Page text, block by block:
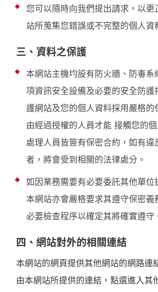
您可以隨時向我們提出請求，以更
站所蒐集您錯誤或不完整的個人資
三、資料之保護
本網站主機均設有防火牆、防毒系
項資訊安全設備及必要的安全防護
護網站及您的個人資料採用嚴格的
由經過授權的人員才能 接觸您的
處理人員皆簽有保密合約，如有違
者，將會受到相關的法律處分。
如因業務需要有必要委託其他單位
本網站亦會嚴格要求其遵守保密義
必要檢查程序以確定其將確實遵守
四、網站對外的相關連結
本網站的網頁提供其他網站的網路連
由本網站所提供的連結，點選進入其